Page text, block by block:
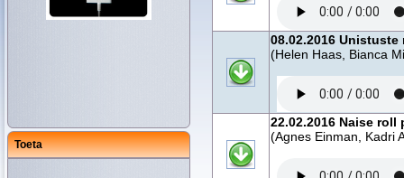
Toeta
08.02.2016 Unistuste
(Helen Haas, Bianca
22.02.2016 Naise
(Agnes Einman, Kadri